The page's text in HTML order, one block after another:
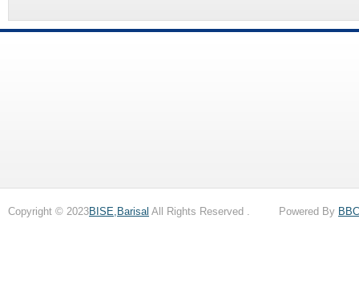
Copyright © 2023BISE,Barisal All Rights Reserved . Powered By